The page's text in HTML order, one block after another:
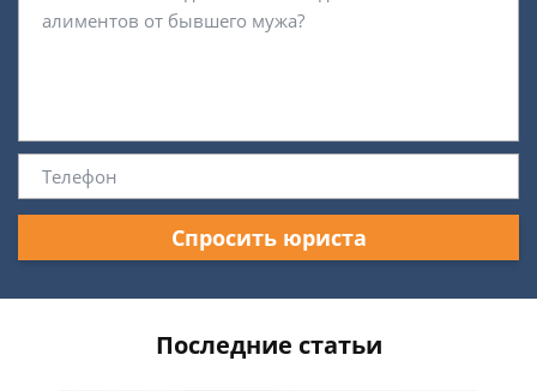
Спросить юриста
Последние статьи